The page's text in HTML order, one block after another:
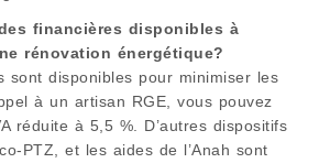
financières disponibles à
rénovation énergétique?
sont disponibles pour minimiser les
à un artisan RGE, vous pouvez
réduite à 5,5 %. D’autres dispositifs
PTZ, et les aides de l’Anah sont